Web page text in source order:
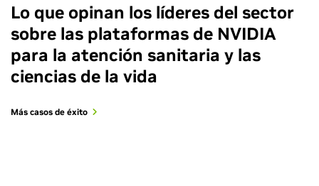
Lo que opinan los líderes del sector
sobre las plataformas de NVIDIA
para la atención sanitaria y las
ciencias de la vida
Más casos de éxito